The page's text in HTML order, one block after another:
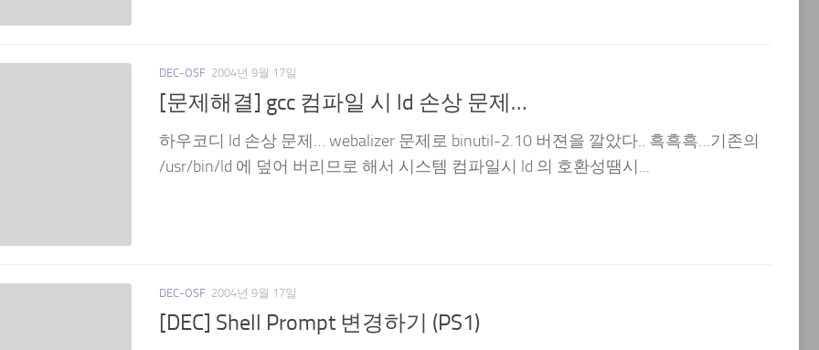
DEC-OSF 2004년 9월 17일
[문제해결] gcc 컴파일 시 ld 손상 문제…
하우코디 ld 손상 문제… webalizer 문제로 binutil-2.10 버젼을 깔았다.. 흑흑흑…기존의
/usr/bin/ld 에 덮어 버리므로 해서 시스템 컴파일시 ld 의 호환성땜시...
DEC-OSF 2004년 9월 17일
[DEC] Shell Prompt 변경하기 (PS1)